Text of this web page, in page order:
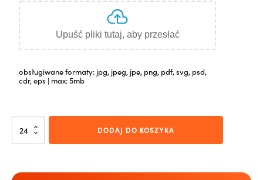
Upuść pliki tutaj, aby przesłać
obsługiwane formaty: jpg, jpeg, jpe, png, pdf, svg, psd,
cdr, eps | max: 5mb
ilość
DODAJ DO KOSZYKA